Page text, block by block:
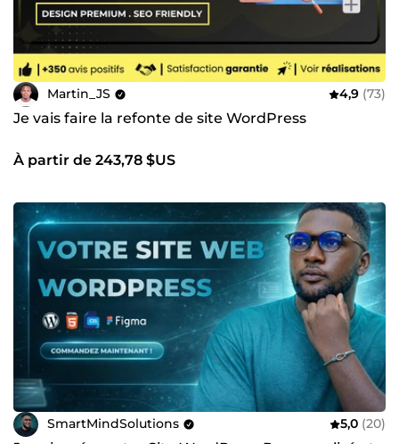
Martin_JS 4,9 (73)
Je vais faire la refonte de site WordPress
À partir de 243,78 $US
SmartMindSolutions 5,0 (20)